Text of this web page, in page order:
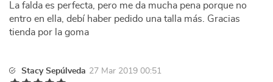
La falda es perfecta, pero me da mucha pena porque no
entro en ella, debí haber pedido una talla más. Gracias
tienda por la goma
Stacy Sepúlveda 27 Mar 2019 00:51